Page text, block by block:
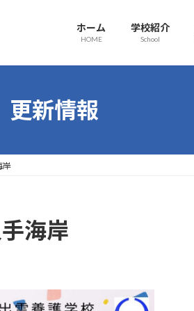
ホーム
HOME
学校紹介
School
更新情報
岸
海岸